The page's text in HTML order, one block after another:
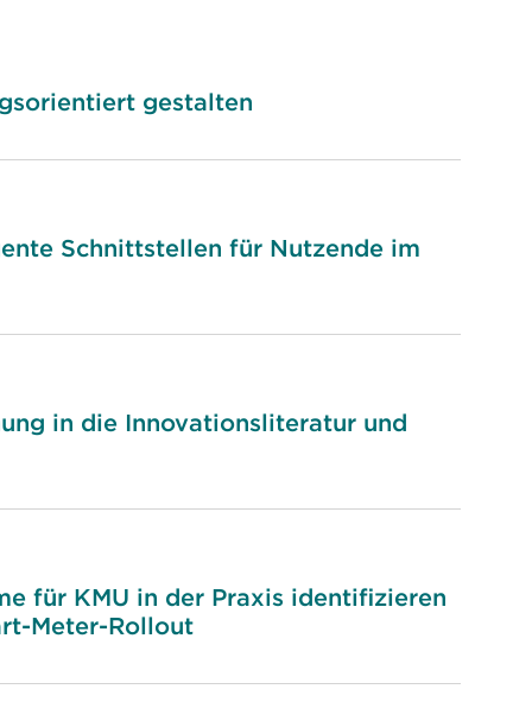
gestalten
Schnittstellen für Nutzende im
in die Innovationsliteratur und
für KMU in der Praxis identifizieren
Meter-Rollout